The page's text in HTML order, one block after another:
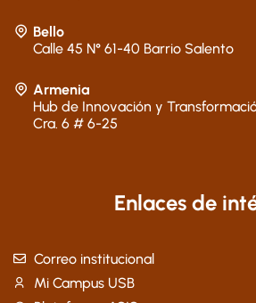
Bello
Calle 45 N° 61-40 Barrio Salento
Armenia
Hub de Innovación y
Cra. 6 # 6-25
Enlaces de
Correo institucional
Mi Campus USB